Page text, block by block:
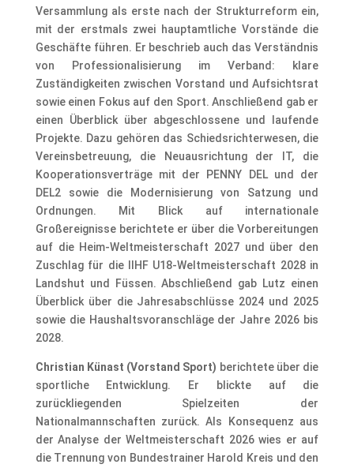
Versammlung als erste nach der Strukturreform ein,
mit der erstmals zwei hauptamtliche Vorstände die
Geschäfte führen. Er beschrieb auch das Verständnis
von Professionalisierung im Verband: klare
Zuständigkeiten zwischen Vorstand und Aufsichtsrat
sowie einen Fokus auf den Sport. Anschließend gab er
einen Überblick über abgeschlossene und laufende
Projekte. Dazu gehören das Schiedsrichterwesen, die
Vereinsbetreuung, die Neuausrichtung der IT, die
Kooperationsverträge mit der PENNY DEL und der
DEL2 sowie die Modernisierung von Satzung und
Ordnungen. Mit Blick auf internationale
Großereignisse berichtete er über die Vorbereitungen
auf die Heim-Weltmeisterschaft 2027 und über den
Zuschlag für die IIHF U18-Weltmeisterschaft 2028 in
Landshut und Füssen. Abschließend gab Lutz einen
Überblick über die Jahresabschlüsse 2024 und 2025
sowie die Haushaltsvoranschläge der Jahre 2026 bis
2028.
Christian Künast (Vorstand Sport) berichtete über die
sportliche Entwicklung. Er blickte auf die
zurückliegenden Spielzeiten der
Nationalmannschaften zurück. Als Konsequenz aus
der Analyse der Weltmeisterschaft 2026 wies er auf
die Trennung von Bundestrainer Harold Kreis und den